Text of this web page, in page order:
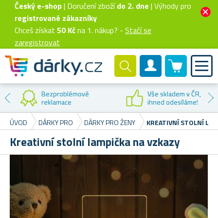
Český e-shop| Doručení zbožído 2. dne | Výhody pro
registrované zákazníky
Chceš získat 50 Kčna 1. nákup? - Stačí se
zaregistrovat
Zákaznický účet
0 produktů
Bezproblémové
reklamace
Vše skladem v ČR,
ihned odesíláme!
ÚVOD
DÁRKY PRO DÁRKY PRO ŽENY KREATIVNÍ STOLNÍ
Kreativní stolní lampička na vzkazy